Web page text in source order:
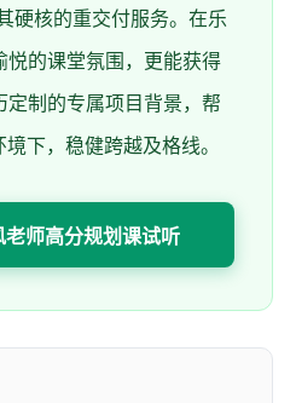
硬核的重交付服务。在乐
的课堂氛围，更能获得
制的专属项目背景，帮
下，稳健跨越及格线。
师高分规划课试听